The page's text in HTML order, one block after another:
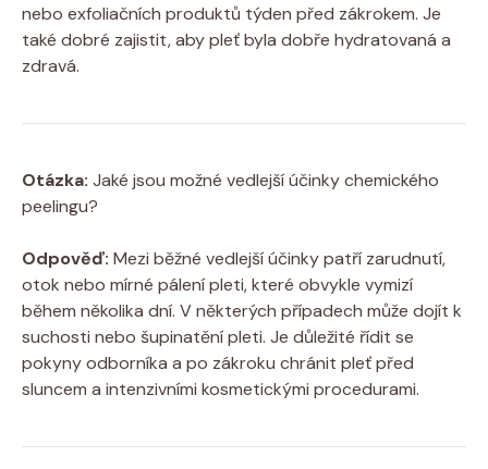
nebo exfoliačních produktů týden před zákrokem. Je
také dobré zajistit, aby pleť byla dobře hydratovaná a
zdravá.
Otázka: Jaké jsou možné vedlejší účinky chemického
peelingu?
Odpověď: Mezi běžné vedlejší účinky patří zarudnutí,
otok nebo mírné pálení pleti, které obvykle vymizí
během několika dní. V některých případech může dojít k
suchosti nebo šupinatění pleti. Je důležité řídit se
pokyny odborníka a po zákroku chránit pleť před
sluncem a intenzivními kosmetickými procedurami.